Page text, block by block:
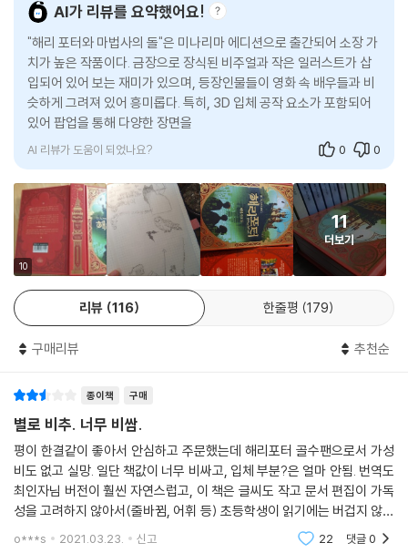
5. 호그와트 성
“저녁을 먹으러 성으로 돌아가는 해리와 론의 주머니는 예의 바른 마음에
도저히 거절할 수 없었던 록케이크의 무게로 축 늘어져 있었다.”(p.176)
“해리는 여태껏 단 한 번도 그런 크리스마스 만찬을 즐겨 본 적이 없었다. 1
00마리나 되는 통통한 칠면조 구이, 산처럼 쌓인 구운 감자와 삶은 감자가
있었고, 빵빵한 치폴라타 소시지가 접시마다 그득했으며, (……)”(p.24
6)
7. 거인 체스 시합
“그들은 거대한 체스판 가장자리, 검은색 체스 말 뒤에 서 있었다.”(p.33
3)
8. 퀴럴 교수의 터번
“터번이 떨어져 내렸다. 터번을 벗은 퀴럴의 머리는 이상하리만큼 작았다.
퀴럴이 그 자리에서 천천히 몸을 돌렸다.”(p.348)
해리 포터 세대의, 해리 포터 세대를 위한, 해리 포터 세대에 의한 새 번역!
우리 시대에 가장 사랑받는 ‘21세기의 고전’을 고전답게 재해석하다!
AI가 리뷰를 요약했어요!
"해리 포터와 마법사의 돌"은 미나리마 에디션으로 출간되어 소장 가
치가 높은 작품이다. 금장으로 장식된 비주얼과 작은 일러스트가 삽
입되어 있어 보는 재미가 있으며, 등장인물들이 영화 속 배우들과 비
슷하게 그려져 있어 흥미롭다. 특히, 3D 입체 공작 요소가 포함되어
있어 팝업을 통해 다양한 장면을 생생하게 체험할 수 있다.
AI 리뷰가 도움이 되었나요? 0 0
10
11
더보기
리뷰 116 한줄평 179
구매리뷰 추천순
종이책 구매
별로 비추. 너무 비쌈.
평이 한결같이 좋아서 안심하고 주문했는데 해리포터 골수팬으로서 가성
비도 없고 실망. 일단 책값이 너무 비싸고, 입체 부분?은 얼마 안됨. 번역도
최인자님 버전이 훨씬 자연스럽고, 이 책은 글씨도 작고 문서 편집이 가독
성을 고려하지 않아서(줄바뀜, 어휘 등) 초등학생이 읽기에는 버겁지 않나
싶음. 시무스 피니간은 셰이머스 피니간, 두들리 이름은 더들리, 그밖 이름
o***s 2021.03.23. 신고 22 댓글0